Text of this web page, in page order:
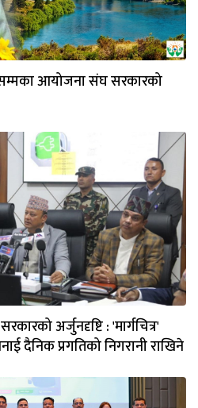
आयोजना संघ सरकारको
अर्जुनदृष्टि : 'मार्गचित्र'
दैनिक प्रगतिको निगरानी राखिने